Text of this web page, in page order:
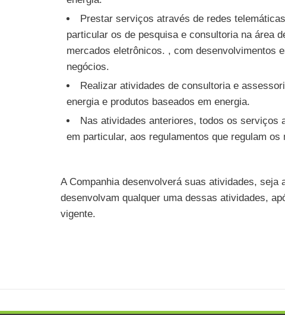
Prestar serviços através de redes
particular os de pesquisa e consultoria na área
mercados eletrônicos. , com desenvolvimentos
negócios.
Realizar atividades de consultoria e
energia e produtos baseados em energia.
Nas atividades anteriores, todos os serviços
em particular, aos regulamentos que regulam
A Companhia desenvolverá suas atividades,
desenvolvam qualquer uma dessas atividades,
vigente.